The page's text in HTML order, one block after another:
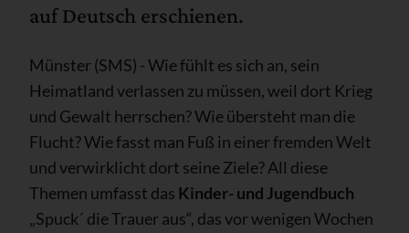
auf Deutsch erschienen.
Münster (SMS) - Wie fühlt es sich an, sein
Heimatland verlassen zu müssen, weil dort Krieg
und Gewalt herrschen? Wie übersteht man die
Flucht? Wie fasst man Fuß in einer fremden Welt
und verwirklicht dort seine Ziele? All diese
Themen umfasst das Kinder- und Jugendbuch
„Spuck´ die Trauer aus“, das vor wenigen Wochen